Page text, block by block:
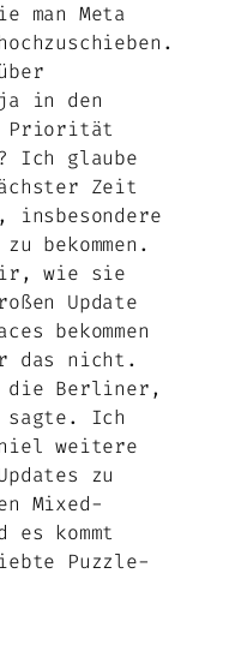
man Meta
in den
Priorität
Ich glaube
Zeit
insbesondere
bekommen.
wie sie
Update
bekommen
das nicht.
die Berliner,
sagte. Ich
weitere
zu
Mixed-
es kommt
Puzzle-